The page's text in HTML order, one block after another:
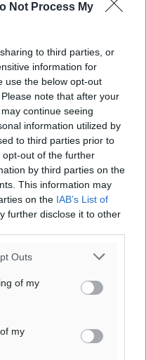
Not Process My
to third parties, or
information for
use the below opt-out
note that after your
continue seeing
information utilized by
to third parties prior to
out of the further
by third parties on the
This information may
on the IAB’s List of
further disclose it to other
Outs
of my
my